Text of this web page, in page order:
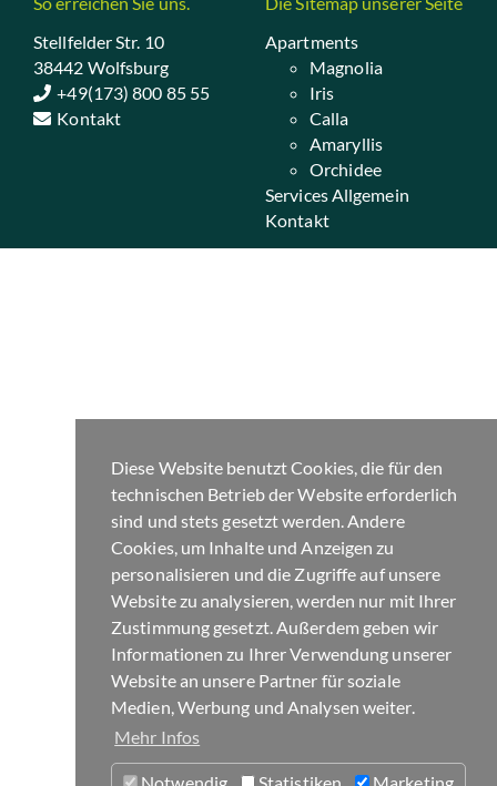
Diese Website benutzt Cookies, die für den
technischen Betrieb der Website erforderlich
sind und stets gesetzt werden. Andere
Cookies, um Inhalte und Anzeigen zu
personalisieren und die Zugriffe auf unsere
Website zu analysieren, werden nur mit Ihrer
Zustimmung gesetzt. Außerdem geben wir
Informationen zu Ihrer Verwendung unserer
Website an unsere Partner für soziale
Medien, Werbung und Analysen weiter.
Mehr Infos
Notwendig Statistiken Marketing
Stellfelder Str. 10
38442 Wolfsburg
+49(173) 800 85 55
Kontakt
Apartments
Magnolia
Iris
Calla
Amaryllis
Orchidee
Services Allgemein
Kontakt